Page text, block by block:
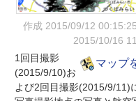
作成 2015/09/12 00:15:25
2015/10/16
マップ
1回目撮影
(2015/9/10)お
よび2回目撮影(2015/9/11)